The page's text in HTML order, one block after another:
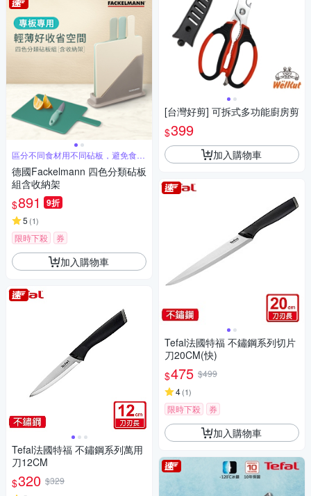
區分不同食材用不同砧板，避免食物
交叉影響
德國Fackelmann 四色分類砧板
組含收納架
$891 9折
5 (1)
限時下殺 券
加入購物車
Tefal法國特福 不鏽鋼系列萬用
刀12CM
$320 $329
[台灣好剪] 可拆式多功能廚房剪
$399
加入購物車
Tefal法國特福 不鏽鋼系列切片
刀20CM(快)
$475 $499
4(1)
限時下殺 券
加入購物車